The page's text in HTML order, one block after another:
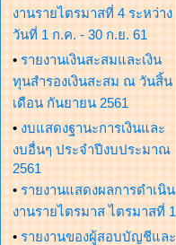
งานรายไตรมาสที่ 4 ระหว่าง
วันที่ 1 ก.ค. - 30 ก.ย. 61
• รายงานเงินสะสมและเงิน
ทุนสำรองเงินสะสม ณ วันสิ้น
เดือน กันยายน 2561
• งบแสดงฐานะการเงินและ
งบอื่นๆ ประจำปีงบประมาณ
2561
• รายงานแสดงผลการดำเนิน
งานรายไตรมาส ไตรมาสที่ 1
• รายงานของผู้สอบบัญชีและ